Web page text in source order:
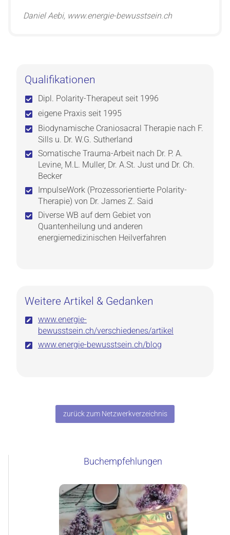
Daniel Aebi, www.energie-bewusstsein.ch
Qualifikationen
Dipl. Polarity-Therapeut seit 1996
eigene Praxis seit 1995
Biodynamische Craniosacral Therapie nach F.
Sills u. Dr. W.G. Sutherland
Somatische Trauma-Arbeit nach Dr. P. A.
Levine, M.L. Muller, Dr. A.St. Just und Dr. Ch.
Becker
ImpulseWork (Prozessorientierte Polarity-
Therapie) von Dr. James Z. Said
Diverse WB auf dem Gebiet von
Quantenheilung und anderen
energiemedizinischen Heilverfahren
Weitere Artikel & Gedanken
www.energie-
bewusstsein.ch/verschiedenes/artikel
www.energie-bewusstsein.ch/blog
zurück zum Netzwerkverzeichnis
Buchempfehlungen